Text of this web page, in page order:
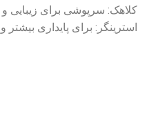
کلاهک: سرپوشی برای زیبایی و
استرینگر: برای پایداری بیشتر